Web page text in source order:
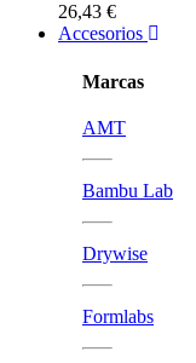
26,43 €
Accesorios
Marcas
AMT
Bambu Lab
Drywise
Formlabs